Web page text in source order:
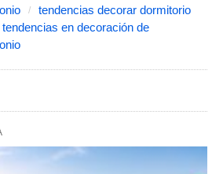
tendencias decorar dormitorio
en decoración de